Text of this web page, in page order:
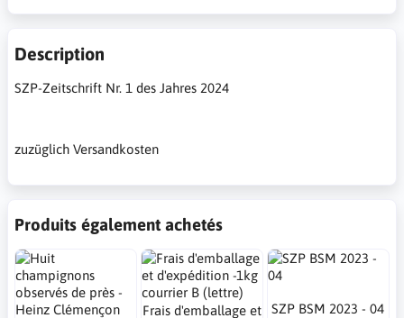
Description
SZP-Zeitschrift Nr. 1 des Jahres 2024
zuzüglich Versandkosten
Produits également achetés
Frais d'emballage et
SZP BSM 2023 - 04